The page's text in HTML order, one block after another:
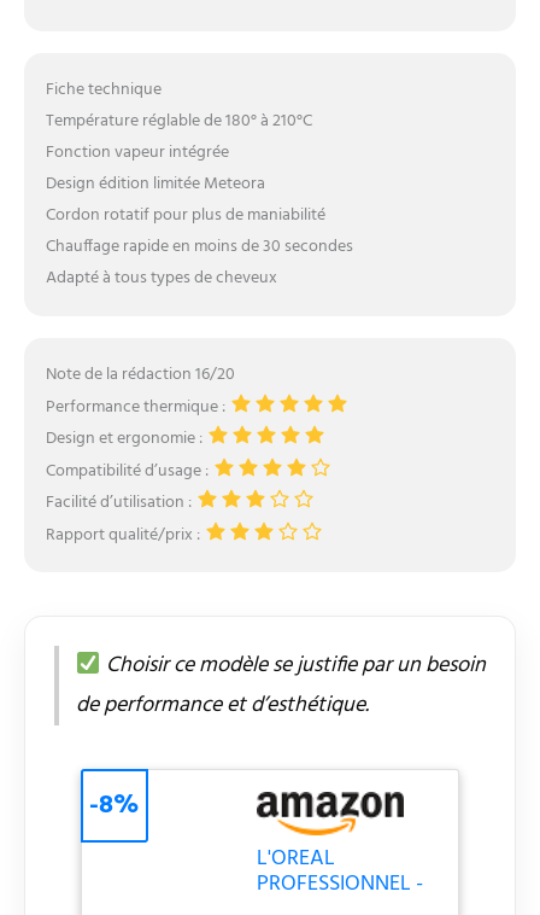
Fiche technique
Température réglable de 180° à 210°C
Fonction vapeur intégrée
Design édition limitée Meteora
Cordon rotatif pour plus de maniabilité
Chauffage rapide en moins de 30 secondes
Adapté à tous types de cheveux
Note de la rédaction 16/20
Performance thermique :
Design et ergonomie :
Compatibilité d’usage :
Facilité d’utilisation :
Rapport qualité/prix :
Choisir ce modèle se justifie par un besoin
de performance et d’esthétique.
L'OREAL
PROFESSIONNEL -
-8%